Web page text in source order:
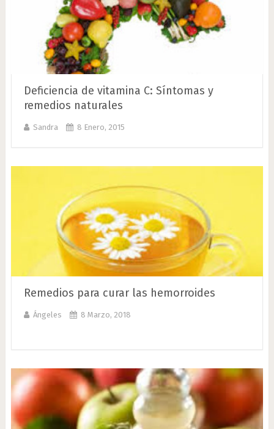
Deficiencia de vitamina C: Síntomas y
remedios naturales
Sandra 8 Enero, 2015
Remedios para curar las hemorroides
Ángeles 8 Marzo, 2018